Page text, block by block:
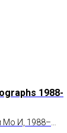
1988-
Мо И, 1988–